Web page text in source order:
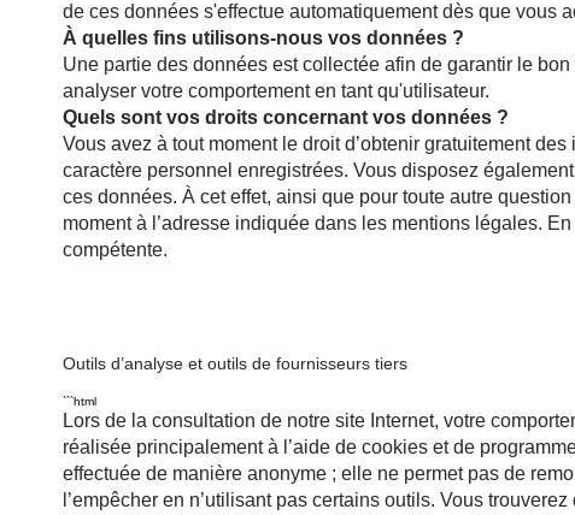
de ces données s'effectue automatiquement dès que vous
À quelles fins utilisons-nous vos données ?
Une partie des données est collectée afin de garantir le
analyser votre comportement en tant qu'utilisateur.
Quels sont vos droits concernant vos données ?
Vous avez à tout moment le droit d’obtenir gratuitement
caractère personnel enregistrées. Vous disposez
ces données. À cet effet, ainsi que pour toute autre
moment à l’adresse indiquée dans les mentions légales.
compétente.
Outils d’analyse et outils de fournisseurs tiers
```html
Lors de la consultation de notre site Internet, votre
réalisée principalement à l’aide de cookies et de
effectuée de manière anonyme ; elle ne permet pas de
l’empêcher en n’utilisant pas certains outils. Vous